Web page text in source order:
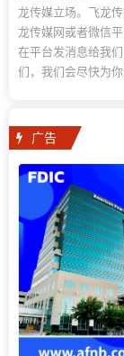
龙传媒立场。飞龙
龙传媒网或者微信
在平台发消息给我
们，我们会尽快为
广告